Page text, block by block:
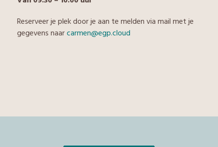
Reserveer je plek door je aan te melden via mail met je
gegevens naarcarmen@egp.cloud